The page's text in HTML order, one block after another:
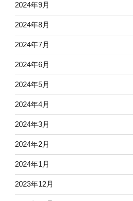
2024年9月
2024年8月
2024年7月
2024年6月
2024年5月
2024年4月
2024年3月
2024年2月
2024年1月
2023年12月